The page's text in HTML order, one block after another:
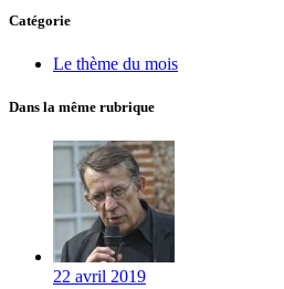
Catégorie
Le thème du mois
Dans la même rubrique
22 avril 2019